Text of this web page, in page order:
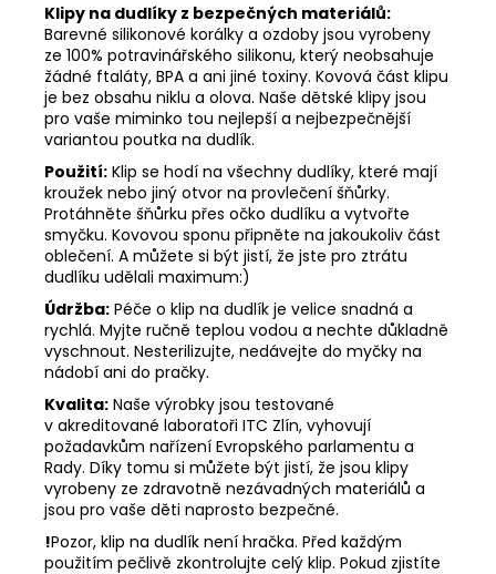
Klipy na dudlíky z bezpečných materiálů:
Barevné silikonové korálky a ozdoby jsou vyrobeny
ze 100% potravinářského silikonu, který neobsahuje
žádné ftaláty, BPA a ani jiné toxiny. Kovová část klipu
je bez obsahu niklu a olova. Naše dětské klipy jsou
pro vaše miminko tou nejlepší a nejbezpečnější
variantou poutka na dudlík.
Použití: Klip se hodí na všechny dudlíky, které mají
kroužek nebo jiný otvor na provlečení šňůrky.
Protáhněte šňůrku přes očko dudlíku a vytvořte
smyčku. Kovovou sponu připněte na jakoukoliv část
oblečení. A můžete si být jistí, že jste pro ztrátu
dudlíku udělali maximum:)
Údržba: Péče o klip na dudlík je velice snadná a
rychlá. Myjte ručně teplou vodou a nechte důkladně
vyschnout. Nesterilizujte, nedávejte do myčky na
nádobí ani do pračky.
Kvalita: Naše výrobky jsou testované
v akreditované laboratoři ITC Zlín, vyhovují
požadavkům nařízení Evropského parlamentu a
Rady. Díky tomu si můžete být jistí, že jsou klipy
vyrobeny ze zdravotně nezávadných materiálů a
jsou pro vaše děti naprosto bezpečné.
!Pozor, klip na dudlík není hračka. Před každým
použitím pečlivě zkontrolujte celý klip. Pokud zjistíte